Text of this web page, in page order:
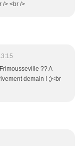
/> <br />
?? A
demain ! ;)<br